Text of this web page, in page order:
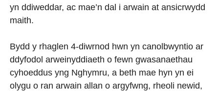
yn ddiweddar, ac mae’n dal i arwain at ansicrwydd
maith.
Bydd y rhaglen 4-diwrnod hwn yn canolbwyntio ar
ddyfodol arweinyddiaeth o fewn gwasanaethau
cyhoeddus yng Nghymru, a beth mae hyn yn ei
olygu o ran arwain allan o argyfwng, rheoli newid,